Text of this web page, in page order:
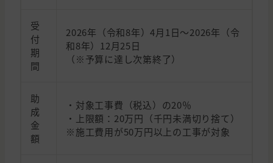
受
付
期
間
2026年（令和8年）4月1日～2026年（令
和8年）12月25日
（※予算に達し次第終了）
助
成
金
額
・対象工事費（税込）の20％
・上限額：20万円（千円未満切り捨て）
※施工費用が50万円以上の工事が対象